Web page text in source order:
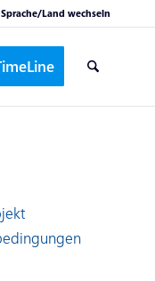
Sprache/Land wechseln